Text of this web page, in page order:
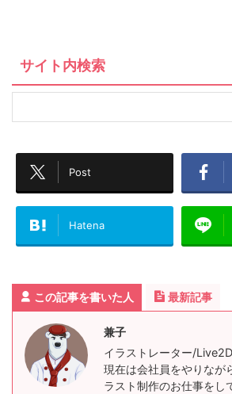
サイト内検索
Post
Hatena
この記事を書いた人 最新記事
兼子
イラストレーター/
現在は会社員をやりなが
ラスト制作のお仕事をし